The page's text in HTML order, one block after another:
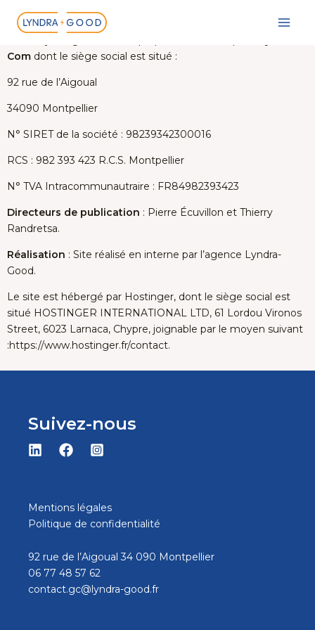
Mentions légales
Com dont le siège social est situé :
92 rue de l’Aigoual
34090 Montpellier
N° SIRET de la société : 98239342300016
RCS : 982 393 423 R.C.S. Montpellier
N° TVA Intracommunautraire : FR84982393423
Directeurs de publication : Pierre Écuvillon et Thierry
Randretsa.
Réalisation : Site réalisé en interne par l’agence Lyndra-
Good.
Le site est hébergé par Hostinger, dont le siège social est
situé HOSTINGER INTERNATIONAL LTD, 61 Lordou Vironos
Street, 6023 Larnaca, Chypre, joignable par le moyen suivant
:https://www.hostinger.fr/contact.
Suivez-nous
Mentions légales
Politique de confidentialité
92 rue de l’Aigoual 34 090 Montpellier
06 77 48 57 62
contact.gc@lyndra-good.fr